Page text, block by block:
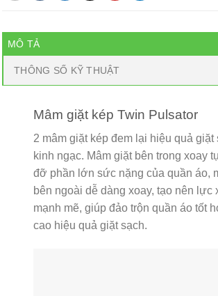
MÔ TẢ
THÔNG SỐ KỸ THUẬT
Mâm giặt kép Twin Pulsator
2 mâm giặt kép đem lại hiệu quả giặt
kinh ngạc. Mâm giặt bên trong xoay
đỡ phần lớn sức nặng của quần áo,
bên ngoài dễ dàng xoay, tạo nên lực
mạnh mẽ, giúp đảo trộn quần áo tốt
cao hiệu quả giặt sạch.